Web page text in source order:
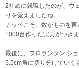
2社めに就職したのが、ウ
りを覚えましたね。
ナッペこそ、数がものを
1000台作った実力がつき
最後に、フロランタン シ
5.5cm角に切り分けていく